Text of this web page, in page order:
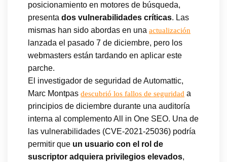
posicionamiento en motores de búsqueda,
presenta dos vulnerabilidades críticas. Las
mismas han sido abordas en una actualización
lanzada el pasado 7 de diciembre, pero los
webmasters están tardando en aplicar este
parche.
El investigador de seguridad de Automattic,
Marc Montpas descubrió los fallos de seguridad a
principios de diciembre durante una auditoría
interna al complemento All in One SEO. Una de
las vulnerabilidades (CVE-2021-25036) podría
permitir que un usuario con el rol de
suscriptor adquiera privilegios elevados,